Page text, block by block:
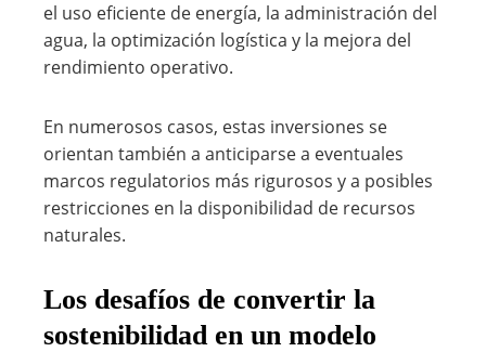
el uso eficiente de energía, la administración del
agua, la optimización logística y la mejora del
rendimiento operativo.
En numerosos casos, estas inversiones se
orientan también a anticiparse a eventuales
marcos regulatorios más rigurosos y a posibles
restricciones en la disponibilidad de recursos
naturales.
Los desafíos de convertir la
sostenibilidad en un modelo